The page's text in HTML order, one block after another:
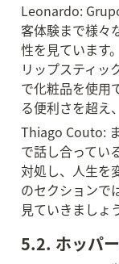
Leonardo:
客体験まで様々
性を見ています
リップスティッ
で化粧品を使用
る便利さを超え
Thiago Couto:
で話し合ってい
対処し、人生を
のセクションで
見ていきましょ
5.2. ホッパ